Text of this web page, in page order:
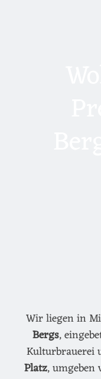
Wir liegen in
Bergs,
Kulturbrauerei
Platz, umgeben